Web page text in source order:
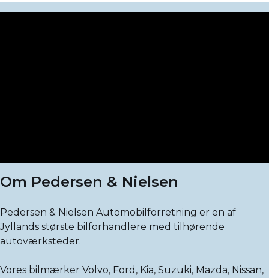
Om Pedersen & Nielsen
Pedersen & Nielsen Automobilforretning er en af
Jyllands største bilforhandlere med tilhørende
autoværksteder.
Vores bilmærker Volvo, Ford, Kia, Suzuki, Mazda, Nissan,